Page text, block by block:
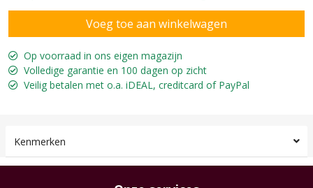
Op voorraad in ons eigen magazijn
Volledige garantie en 100 dagen op zicht
Veilig betalen met o.a. iDEAL, creditcard of PayPal
Kenmerken